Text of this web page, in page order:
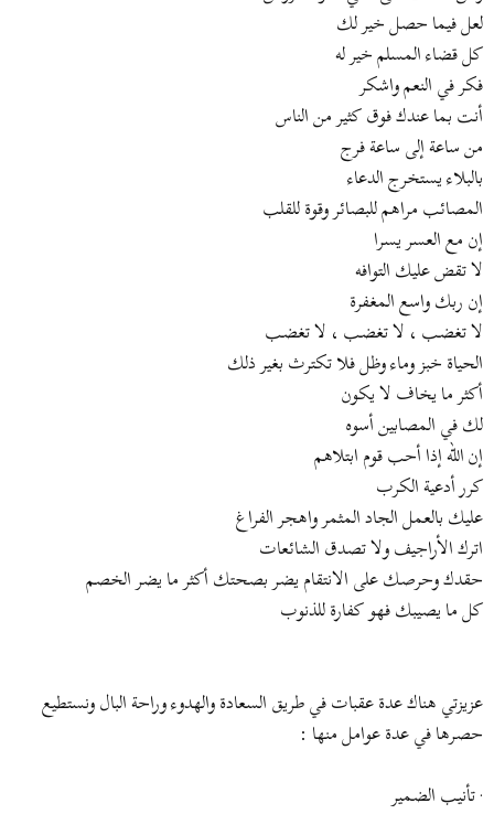
لعل فيما حصل خير لك
كل قضاء المسلم خير له
فكر في النعم واشكر
أنت بما عندك فوق كثير من الناس
من ساعة إلى ساعة فرج
بالبلاء يستخرج الدعاء
المصائب مراهم للبصائر وقوة للقلب
إن مع العسر يسرا
لا تقض عليك التوافه
إن ربك واسع المغفرة
لا تغضب ، لا تغضب ، لا تغضب
الحياة خبز وماء وظل فلا تكترث بغير ذلك
أكثر ما يخاف لا يكون
لك في المصابين أسوه
إن الله إذا أحب قوم ابتلاهم
كرر أدعية الكرب
عليك بالعمل الجاد المثمر واهجر الفراغ
اترك الأراجيف ولا تصدق الشائعات
حقدك وحرصك على الانتقام يضر بصحتك أكثر ما يضر الخصم
كل ما يصيبك فهو كفارة للذنوب
عزيزتي هناك عدة عقبات في طريق السعادة والهدوء وراحة البال ونستطيع
حصرها في عدة عوامل منها :
· تأنيب الضمير